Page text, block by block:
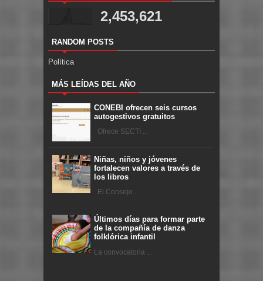
2,453,621
RANDOM POSTS
Política
MÁS LEÍDAS DEL AÑO
CONEBI ofrecen seis cursos
autogestivos gratuitos
Ofrece SECTI ...
Niñas, niños y jóvenes
fortalecen valores a través de
los libros
El Consejo ...
Últimos días para formar parte
de la compañía de danza
folklórica infantil
La convocatoria ...